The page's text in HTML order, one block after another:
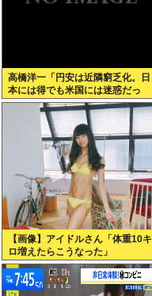
高橋洋一「円安は近隣窮乏化。日
本には得でも米国には迷惑だっ
た」
【画像】アイドルさん「体重10キ
ロ増えたらこうなった」